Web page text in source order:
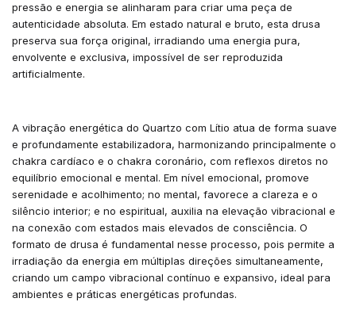
pressão e energia se alinharam para criar uma peça de
autenticidade absoluta. Em estado natural e bruto, esta drusa
preserva sua força original, irradiando uma energia pura,
envolvente e exclusiva, impossível de ser reproduzida
artificialmente.
A vibração energética do Quartzo com Lítio atua de forma suave
e profundamente estabilizadora, harmonizando principalmente o
chakra cardíaco e o chakra coronário, com reflexos diretos no
equilíbrio emocional e mental. Em nível emocional, promove
serenidade e acolhimento; no mental, favorece a clareza e o
silêncio interior; e no espiritual, auxilia na elevação vibracional e
na conexão com estados mais elevados de consciência. O
formato de drusa é fundamental nesse processo, pois permite a
irradiação da energia em múltiplas direções simultaneamente,
criando um campo vibracional contínuo e expansivo, ideal para
ambientes e práticas energéticas profundas.